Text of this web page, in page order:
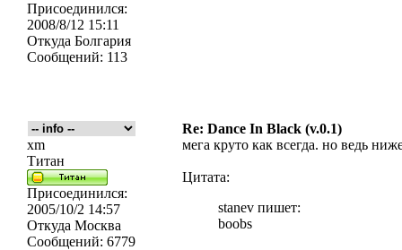
Присоединился:
2008/8/12 15:11
Откуда Болгария
Сообщений: 113
Re: Dance In Black (v.0.1)
xm
Титан
Присоединился:
2005/10/2 14:57
Откуда Москва
Сообщений: 6779
мега круто как всегда. но ведь
Цитата:
stanev пишет:
boobs